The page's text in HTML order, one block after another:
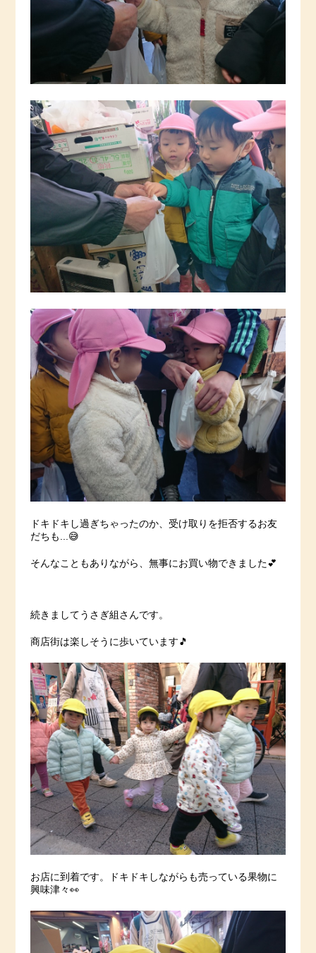
ドキドキし過ぎちゃったのか、受け取りを拒否するお友
だちも...😅
そんなこともありながら、無事にお買い物できました💕
続きましてうさぎ組さんです。
商店街は楽しそうに歩いています🎵
お店に到着です。ドキドキしながらも売っている果物に
興味津々👀